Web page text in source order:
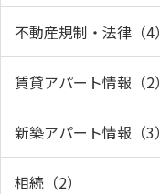
不動産規制・法律（4）
賃貸アパート情報（2）
新築アパート情報（3）
相続（2）